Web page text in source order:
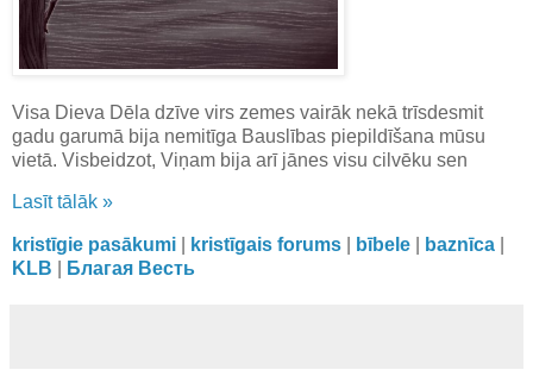
Visa Dieva Dēla dzīve virs zemes vairāk nekā trīsdesmit
gadu garumā bija nemitīga Bauslības piepildīšana mūsu
vietā. Visbeidzot, Viņam bija arī jānes visu cilvēku sen
Lasīt tālāk »
kristīgie pasākumi kristīgais forums bībele baznīca
KLB
Благая Весть